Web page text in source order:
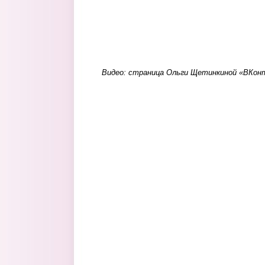
Видео: страница Ольги Щетинкиной